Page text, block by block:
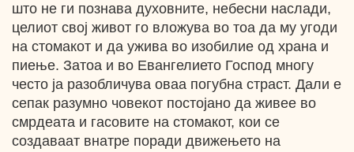
што не ги познава духовните, небесни наслади,
целиот свој живот го вложува во тоа да му угоди
на стомакот и да ужива во изобилие од храна и
пиење. Затоа и во Евангелието Господ многу
често ја разобличува оваа погубна страст. Дали е
сепак разумно човекот постојано да живее во
смрдеата и гасовите на стомакот, кои се
создаваат внатре поради движењето на